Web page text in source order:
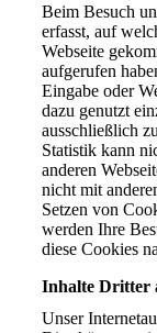
Beim Besuch
erfasst, auf
Webseite
aufgerufen
Eingabe oder
dazu genutzt
ausschließlich
Statistik kann
anderen
nicht mit
Setzen von
werden Ihre
diese Cookies
Inhalte Dritter
Unser